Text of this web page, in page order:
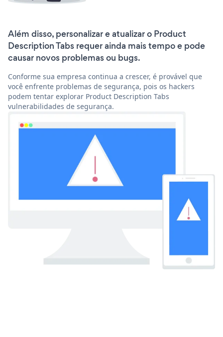
Além disso, personalizar e atualizar o Product
Description Tabs requer ainda mais tempo e pode
causar novos problemas ou bugs.
Conforme sua empresa continua a crescer, é provável que
você enfrente problemas de segurança, pois os hackers
podem tentar explorar Product Description Tabs
vulnerabilidades de segurança.